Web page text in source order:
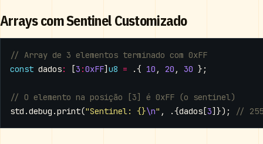
Arrays com Sentinel Customizado
const dados: [3 :0xFF] u8 = .{ 10 , 20 , 30 };
std .debug .print("Sentinel: {}\n" , .{dados [3]});